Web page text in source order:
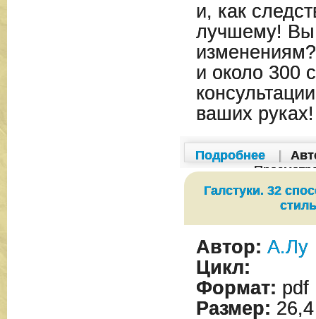
и, как
лучшему! Вы
и около 300
ваших руках!
Подробнее
Галстуки. 32
Автор: А.Лу
Цикл:
Формат: pdf
Размер: